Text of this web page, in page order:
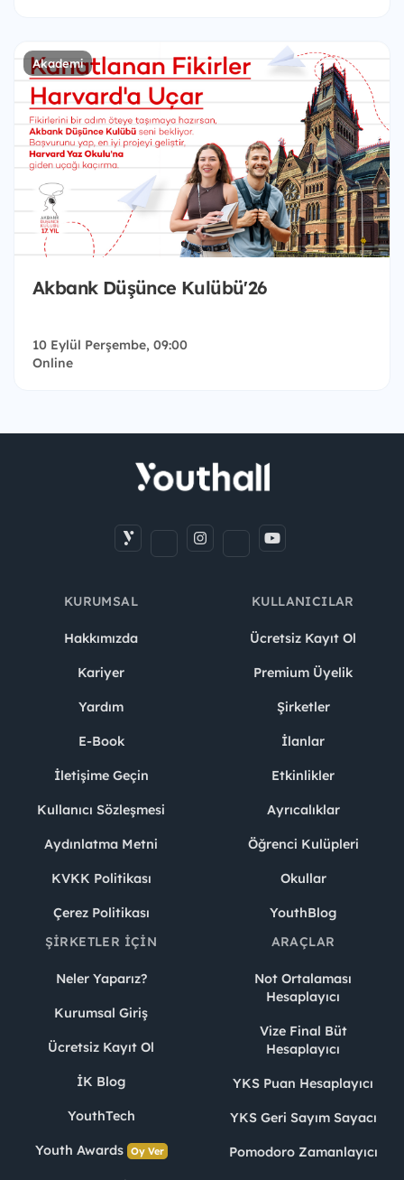
Akademi
Akbank Düşünce Kulübü'26
10 Eylül Perşembe, 09:00
Online
KURUMSAL
Hakkımızda
Kariyer
Yardım
E-Book
İletişime Geçin
Kullanıcı Sözleşmesi
Aydınlatma Metni
KVKK Politikası
Çerez Politikası
KULLANICILAR
Ücretsiz Kayıt Ol
Premium Üyelik
Şirketler
İlanlar
Etkinlikler
Ayrıcalıklar
Öğrenci Kulüpleri
Okullar
YouthBlog
ŞIRKETLER İÇIN
Neler Yaparız?
Kurumsal Giriş
Ücretsiz Kayıt Ol
İK Blog
YouthTech
Youth Awards Oy Ver
ARAÇLAR
Not Ortalaması
Hesaplayıcı
Vize Final Büt
Hesaplayıcı
YKS Puan Hesaplayıcı
YKS Geri Sayım Sayacı
Pomodoro Zamanlayıcı